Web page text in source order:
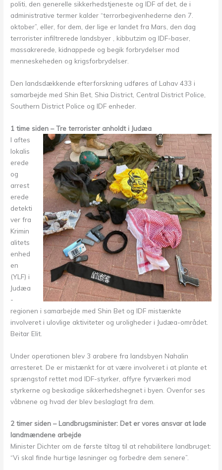
politi, den generelle sikkerhedstjeneste og IDF af det, de i
administrative termer kalder “terrorbegivenhederne den 7.
oktober”, eller, for dem, der lige er landet fra Mars, den dag
terrorister infiltrerede landsbyer , kibbutzim og IDF-baser,
massakrerede, kidnappede og begik forbrydelser mod
menneskeheden og krigsforbrydelser.
Den landsdækkende efterforskning udføres af Lahav 433 i
samarbejde med Shin Bet, Shia District, Central District Police,
Southern District Police og IDF enheder.
1 time siden – Tre terrorister anholdt i Judæa
I aftes
lokalis
erede
og
arrest
erede
detekti
ver fra
Krimin
alitets
enhed
en
(YLF) i
Judæa
-
regionen i samarbejde med Shin Bet og IDF mistænkte
involveret i ulovlige aktiviteter og uroligheder i Judæa-området.
Beitar Elit.
Under operationen blev 3 arabere fra landsbyen Nahalin
arresteret. De er mistænkt for at være involveret i at plante et
sprængstof rettet mod IDF-styrker, affyre fyrværkeri mod
styrkerne og beskadige sikkerhedshegnet i byen. Ovenfor ses
våbnene og hvad der blev beslaglagt fra dem.
2 timer siden – Landbrugsminister: Det er vores ansvar at lade
landmændene arbejde
Minister Dichter om de første tiltag til at rehabilitere landbruget:
“Vi skal finde hurtige løsninger og forbedre dem senere”.